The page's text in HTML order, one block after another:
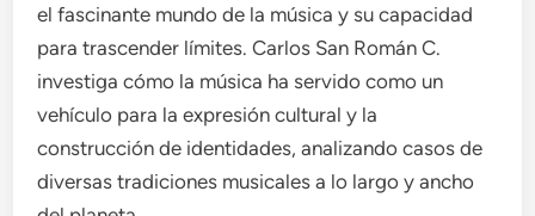
el fascinante mundo de la música y su capacidad
para trascender límites. Carlos San Román C.
investiga cómo la música ha servido como un
vehículo para la expresión cultural y la
construcción de identidades, analizando casos de
diversas tradiciones musicales a lo largo y ancho